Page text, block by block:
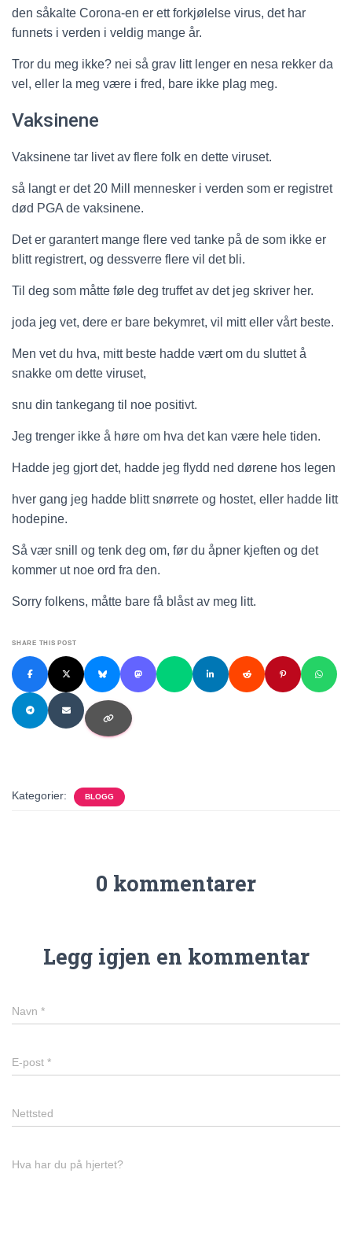
den såkalte Corona-en er ett forkjølelse virus, det har
funnets i verden i veldig mange år.
Tror du meg ikke? nei så grav litt lenger en nesa rekker da
vel, eller la meg være i fred, bare ikke plag meg.
Vaksinene
Vaksinene tar livet av flere folk en dette viruset.
så langt er det 20 Mill mennesker i verden som er registret
død PGA de vaksinene.
Det er garantert mange flere ved tanke på de som ikke er
blitt registrert, og dessverre flere vil det bli.
Til deg som måtte føle deg truffet av det jeg skriver her.
joda jeg vet, dere er bare bekymret, vil mitt eller vårt beste.
Men vet du hva, mitt beste hadde vært om du sluttet å
snakke om dette viruset,
snu din tankegang til noe positivt.
Jeg trenger ikke å høre om hva det kan være hele tiden.
Hadde jeg gjort det, hadde jeg flydd ned dørene hos legen
hver gang jeg hadde blitt snørrete og hostet, eller hadde litt
hodepine.
Så vær snill og tenk deg om, før du åpner kjeften og det
kommer ut noe ord fra den.
Sorry folkens, måtte bare få blåst av meg litt.
SHARE THIS POST
Kategorier: BLOGG
0 kommentarer
Legg igjen en kommentar
Navn *
E-post *
Nettsted
Hva har du på hjertet?